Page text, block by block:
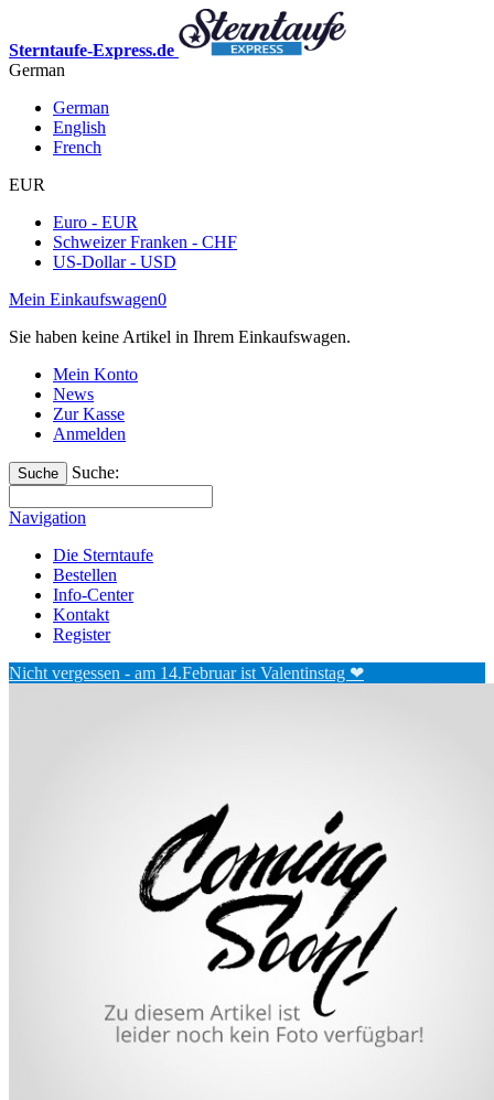
Sterntaufe-Express.de
German
German
English
French
EUR
Euro - EUR
Schweizer Franken - CHF
US-Dollar - USD
Mein Einkaufswagen0
Sie haben keine Artikel in Ihrem Einkaufswagen.
Mein Konto
News
Zur Kasse
Anmelden
Suche Suche:
Navigation
Die Sterntaufe
Bestellen
Info-Center
Kontakt
Register
Nicht vergessen - am 14.Februar ist Valentinstag ❤